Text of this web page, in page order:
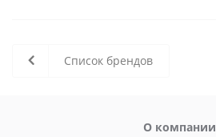
Список брендов
О компании